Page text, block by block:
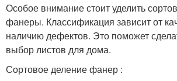
Особое внимание стоит уделить
фанеры. Классификация зависит от
наличию дефектов. Это поможет
выбор листов для дома.
Сортовое деление фанер :